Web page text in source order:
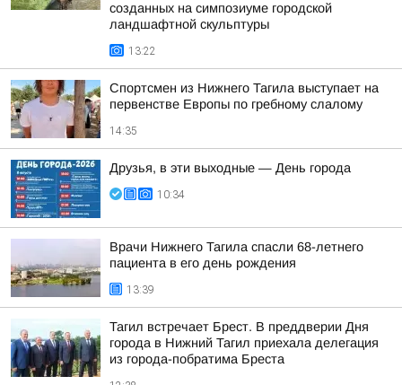
созданных на симпозиуме городской
ландшафтной скульптуры
13:22
Спортсмен из Нижнего Тагила выступает на
первенстве Европы по гребному слалому
14:35
Друзья, в эти выходные — День города
10:34
Врачи Нижнего Тагила спасли 68-летнего
пациента в его день рождения
13:39
Тагил встречает Брест. В преддверии Дня
города в Нижний Тагил приехала делегация
из города-побратима Бреста